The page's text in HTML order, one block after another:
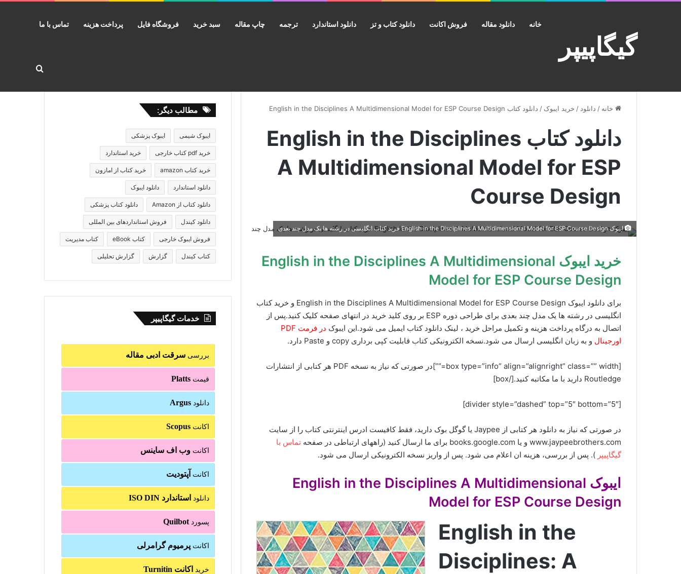
گیگاپیپر
خانه دانلود مقاله فروش اکانت دانلود کتاب و تز دانلود استاندارد ترجمه چاپ مقاله سبد خرید فروشگاه فایل پرداخت هزینه تماس با ما
جستجو
خانه / دانلود / خرید ایبوک / دانلود کتاب English in the Disciplines A Multidimensional Model for ESP Course Design
دانلود کتاب English in the Disciplines
A Multidimensional Model for ESP
Course Design
ایبوک English in the Disciplines A Multidimensional Model for ESP Course Design خرید کتاب انگلیسی در رشته ها یک مدل چند بعدی
خرید ایبوک English in the Disciplines A Multidimensional
Model for ESP Course Design
برای دانلود ایبوک English in the Disciplines A Multidimensional Model for ESP Course Design و خرید کتاب
انگلیسی در رشته ها یک مدل چند بعدی برای طراحی دوره ESP بر روی کلید خرید در انتهای صفحه کلیک کنید.پس از
اتصال به درگاه پرداخت هزینه و تکمیل مراحل خرید ، لینک دانلود کتاب ایمیل می شود.این ایبوک
در فرمت PDF
اورجینال و به زبان انگلیسی ارسال می شود.نسخه الکترونیکی کتاب قابلیت کپی برداری copy و Paste دارد.
[box type=”info” align=”alignright” class=”” width=””]در صورتی که نیاز به نسخه PDF هر کتابی از انتشارات
Routledge دارید با ما مکاتبه کنید.[/box]
[divider style=”dashed” top=”5″ bottom=”5″]
در صورتی که نیاز به دانلود هر کتابی از Jaypee یا گوگل بوک دارید، فقط کافیست ادرس اینترنتی کتاب را از سایت
www.jaypeebrothers.com و یا books.google.com برای ما ارسال کنید (راههای ارتباطی در صفحه
تماس با
گیگاپیپر ). پس از بررسی، هزینه ان اعلام می شود. پس از واریز نسخه الکترونیکی ارسال می شود.
ایبوک English in the Disciplines A Multidimensional
Model for ESP Course Design
English in the
Disciplines: A
مطالب دیگر:
ایبوک شیمی ایبوک پزشکی
خرید pdf کتاب خارجی خرید استاندارد
خرید کتاب amazon خرید کتاب از امازون
دانلود استاندارد دانلود ایبوک
دانلود کتاب از Amazon دانلود کتاب پزشکی
دانلود کیندل فروش استانداردهای بین المللی
فروش ایبوک خارجی کتاب eBook کتاب مدیریت
کتاب کیندل گزارش گزارش تحلیلی
خدمات گیگاپیپر
بررسیسرقت ادبی مقاله
قیمتPlatts
دانلودArgus
اکانتScopus
اکانتوب اف ساینس
اکانت آپتودیت
دانلود استاندارد ISO DIN
پسوردQuilbot
اکانتپرمیوم گرامرلی
خرید اکانت Turnitin